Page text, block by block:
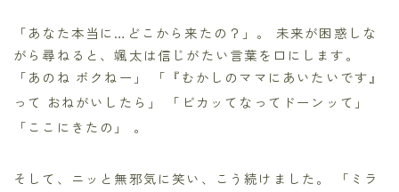
「あなた本当に…どこから来たの？」。 未来が困惑しな
がら尋ねると、颯太は信じがたい言葉を口にします。
「あのね ボクねー」 「『むかしのママにあいたいです』
って おねがいしたら」
「ビカッてなってドーンッて」
「ここにきたの」 。
そして、ニッと無邪気に笑い、こう続けました。 「ミラ